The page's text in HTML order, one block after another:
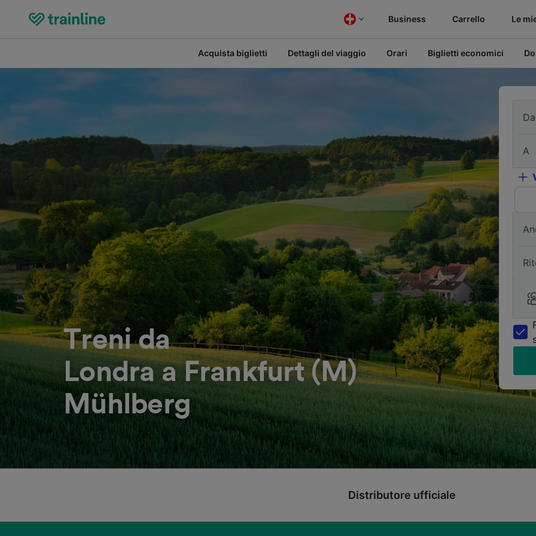
Business Carrello Le
Acquista biglietti Dettagli del viaggio Orari Biglietti economici
Treni da
Londra a Frankfurt (M)
Mühlberg
Da
A
Distributore ufficiale